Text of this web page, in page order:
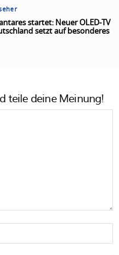
startet: Neuer OLED-TV
setzt auf besonderes
teile deine Meinung!